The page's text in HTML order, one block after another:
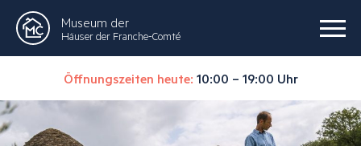
Museum der
Häuser der Franche-Comté
Öffnungszeiten heute: 10:00 – 19:00 Uhr